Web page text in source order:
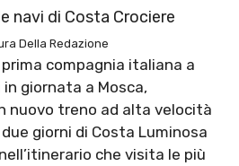
navi di Costa Crociere
Della Redazione
compagnia italiana a
giornata a Mosca,
nuovo treno ad alta velocità
giorni di Costa Luminosa
che visita le più